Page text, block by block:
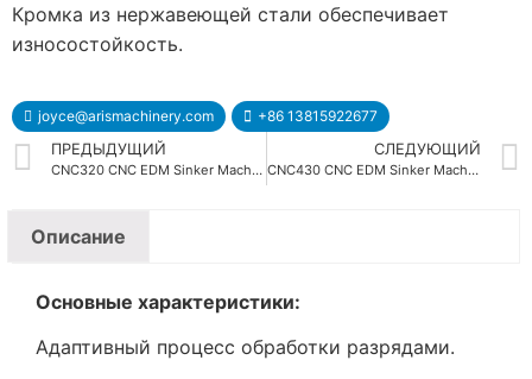
Кромка из нержавеющей стали обеспечивает
износостойкость.
joyce@arismachinery.com
+86 13815922677
ПРЕДЫДУЩИЙ
CNC320 CNC EDM Sinker Machine
СЛЕДУЮЩИЙ
CNC430 CNC EDM Sinker Machine
Описание
Основные характеристики:
Адаптивный процесс обработки разрядами.